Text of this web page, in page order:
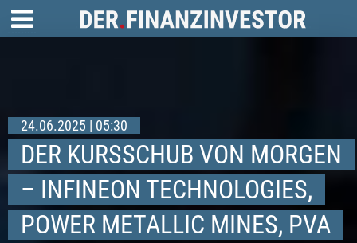
24.06.2025 | 05:30
DER KURSSCHUB VON MORGEN
– INFINEON TECHNOLOGIES,
POWER METALLIC MINES, PVA